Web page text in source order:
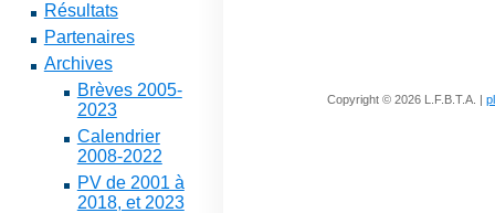
Résultats
Partenaires
Archives
Brèves 2005-
2023
Calendrier
2008-2022
PV de 2001 à
2018, et 2023
Copyright © 2026 L.F.B.T.A. |